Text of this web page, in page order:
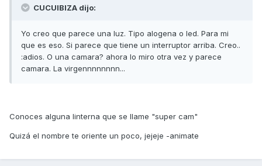
CUCUIBIZA dijo:
Yo creo que parece una luz. Tipo alogena o led. Para mi
que es eso. Si parece que tiene un interruptor arriba. Creo..
:adios. O una camara? ahora lo miro otra vez y parece
camara. La virgennnnnnnn...
Conoces alguna linterna que se llame "super cam"
Quizá el nombre te oriente un poco, jejeje -animate